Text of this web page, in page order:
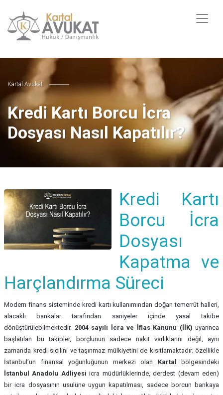
Kartal Avukat
Kredi Kartı Borcu İcra
Dosyası Nasıl Kapatılır?
Kredi Kartı
Borcu İcra
Dosyası
Kapatma ve
Harçlandırma Süreci
Modern finans sisteminde kredi kartı kullanımından doğan temerrüt halleri,
alacaklı bankalar tarafından saniyeler içinde yasal takibe
dönüştürülebilmektedir. 2004 sayılı İcra ve İflas Kanunu (İİK) uyarınca
başlatılan bu takipler, borçlunun sadece nakit varlıklarını değil, aynı
zamanda kredi sicilini ve taşınmaz mülkiyetini de kısıtlamaktadır. özellikle
İstanbul’un finansal yoğunluğunun merkezi olan Kartal
bölgesindeki
İstanbul Anadolu Adliyesi icra müdürlüklerinde, derdest (devam eden)
bir icra dosyasının usulüne uygun kapatılması, sadece borcun bankaya